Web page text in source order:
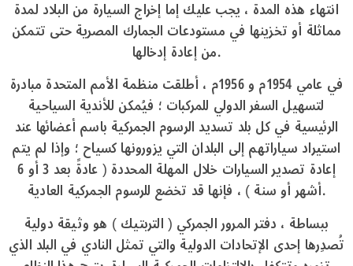
انتهاء هذه المدة ، يجب عليك إما إخراج السيارة من البلاد لمدة
مماثلة أو تخزينها في مستودعات الجمارك المصرية حتى تتمكن
من إعادة إدخالها.
في عامي 1954م و 1956م ، أطلقت منظمة الأمم المتحدة مبادرة
لتسهيل السفر الدولي للمركبات ؛ فيُمكن للأندية السياحية
الرئيسية في كل بلد تسديد الرسوم الجمركية باسم أعضائها عند
استيراد سياراتهم إلى البلدان التي يزورونها كسياح ؛ وإذا لم يتم
إعادة تصدير السيارات خلال المهلة المحددة ( عادةً بعد 3 أو 6
أشهر أو سنة ) ، فإنها قد تخضع للرسوم الجمركية العادية.
ببساطة ، دفتر المرور الجمركي ( التربتيك ) هو وثيقة دولية
تُصدِرها إحدى الإتحادات الدولية والتي تمثل النادي في البلد الذي